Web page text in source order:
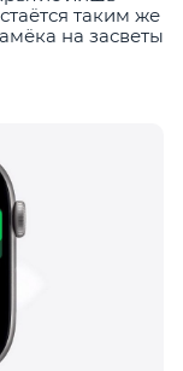
таким же
на засветы